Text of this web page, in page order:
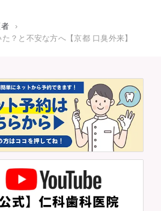
›
？と不安な方へ【京都 口臭外来】